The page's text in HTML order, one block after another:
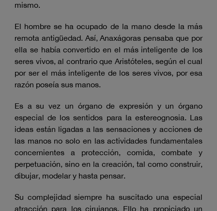
mismo.
El hombre se ha ocupado de la mano desde la más
remota antigüedad. Así, Anaxágoras pensaba que por
ella se había convertido en el más inteligente de los
seres vivos, al contrario que Aristóteles, según el cual
por ser el más inteligente de los seres vivos, por esa
razón poseía sus manos.
Es a su vez un órgano de expresión y un órgano
especial de los sentidos para la estereognosia. Las
ideas están ligadas a las sensaciones y acciones de
las manos no solo en las actividades fundamentales
concernientes a protección, comida, combate y
perpetuación, sino en la creación, tal como construir,
dibujar, modelar y hasta pensar.
Su complejidad siempre ha suscitado una especial
atracción para los cirujanos. Ello ha propiciado un